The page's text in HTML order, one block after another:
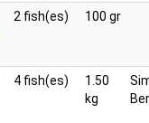
2 fish(es) 100 gr
4 fish(es)
1.50
kg